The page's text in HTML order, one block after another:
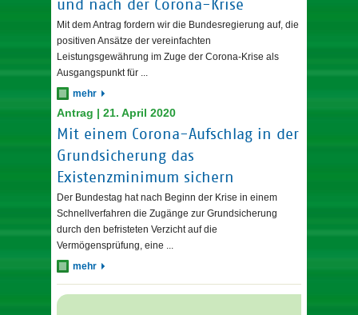
und nach der Corona-Krise
Mit dem Antrag fordern wir die Bundesregierung auf, die
positiven Ansätze der vereinfachten
Leistungsgewährung im Zuge der Corona-Krise als
Ausgangspunkt für ...
mehr
Antrag | 21. April 2020
Mit einem Corona-Aufschlag in der
Grundsicherung das
Existenzminimum sichern
Der Bundestag hat nach Beginn der Krise in einem
Schnellverfahren die Zugänge zur Grundsicherung
durch den befristeten Verzicht auf die
Vermögensprüfung, eine ...
mehr